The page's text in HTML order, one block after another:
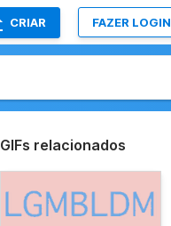
CRIAR FAZER LOGIN
GIFs relacionados